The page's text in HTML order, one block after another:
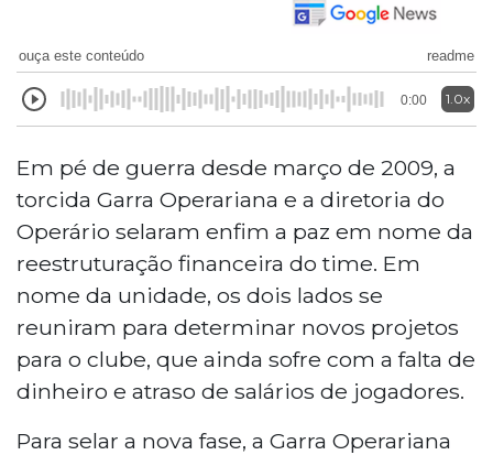
ouça este conteúdo readme
0:00 1.0x
Em pé de guerra desde março de 2009, a
torcida Garra Operariana e a diretoria do
Operário selaram enfim a paz em nome da
reestruturação financeira do time. Em
nome da unidade, os dois lados se
reuniram para determinar novos projetos
para o clube, que ainda sofre com a falta de
dinheiro e atraso de salários de jogadores.
Para selar a nova fase, a Garra Operariana